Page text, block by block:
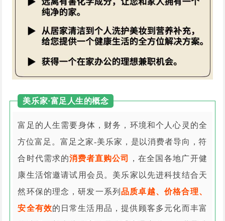
美乐家·富足人生的概念
富足的人生需要身体，财务，环境和个人心灵的全
方位富足。富足之家-美乐家，是以消费者导向，符
合时代需求的消费者直购公司
，在全国各地广开健
康生活馆邀请试用会员。美乐家以先进科技结合天
然环保的理念，研发一系列 品质卓越、价格合理、
安全有效的日常生活用品，提供顾客多元化而丰富